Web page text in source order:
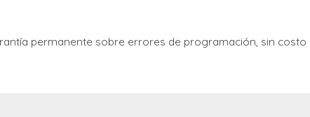
permanente sobre errores de programación, sin costo